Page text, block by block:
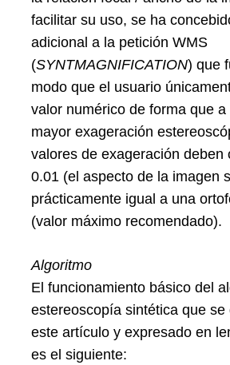
facilitar su uso, se ha
adicional a la petición WMS
(SYNTMAGNIFICATION) que
modo que el usuario
valor numérico de forma que a
mayor exageración
valores de exageración deben
0.01 (el aspecto de la imagen
prácticamente igual a una
(valor máximo recomendado).
Algoritmo
El funcionamiento básico del
estereoscopía sintética que se
este artículo y expresado en
es el siguiente: